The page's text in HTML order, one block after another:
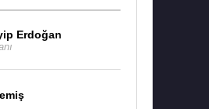
Erdoğan